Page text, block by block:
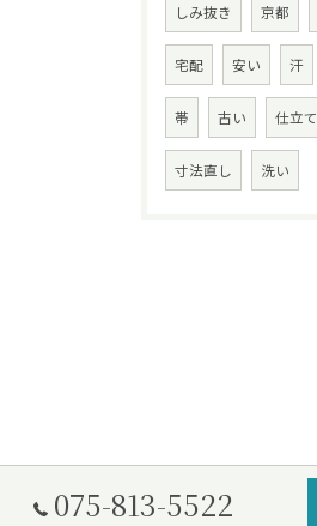
しみ抜き 京都
宅配 安い 汗
帯 古い 仕立て
寸法直し 洗い
075-813-5522